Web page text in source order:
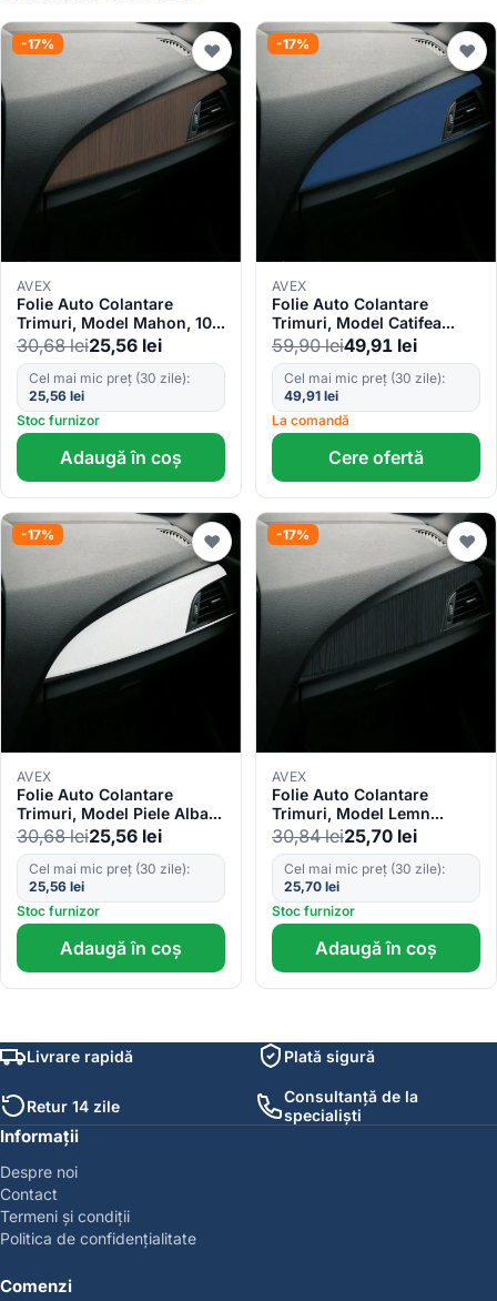
-17% ♥
AVEX
Folie Auto Colantare
Trimuri, Model Mahon, 100
x 45cm
30,68lei25,56 lei
Cel mai mic preț (30 zile):
25,56 lei
Stoc furnizor
Adaugă în coș
-17% ♥
AVEX
Folie Auto Colantare
Trimuri, Model Catifea
Albastru Navy, 100 x 45cm
59,90lei49,91 lei
Cel mai mic preț (30 zile):
49,91 lei
La comandă
Cere ofertă
-17% ♥
AVEX
Folie Auto Colantare
Trimuri, Model Piele Alba,
100 x 45cm
30,68lei25,56 lei
Cel mai mic preț (30 zile):
25,56 lei
Stoc furnizor
Adaugă în coș
-17% ♥
AVEX
Folie Auto Colantare
Trimuri, Model Lemn
Negru, 100 x 45cm
30,84lei25,70 lei
Cel mai mic preț (30 zile):
25,70 lei
Stoc furnizor
Adaugă în coș
Livrare rapidă Plată sigură
Retur 14 zile
Consultanță de la
specialiști
Informații
Despre noi
Contact
Termeni și condiții
Politica de confidențialitate
Comenzi